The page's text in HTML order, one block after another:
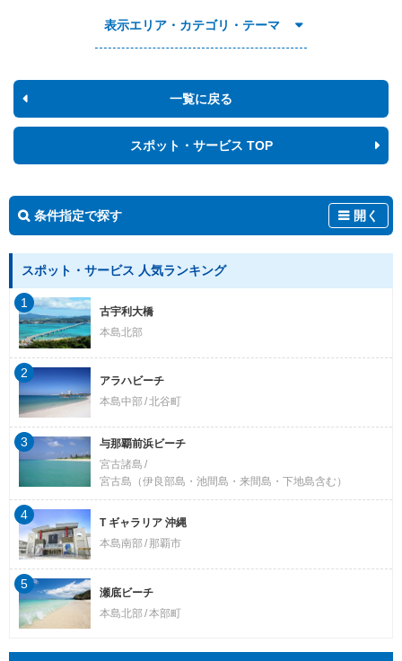
表示エリア・カテゴリ・テーマ
一覧に戻る
スポット・サービス TOP
条件指定で探す 開く
スポット・サービス 人気ランキング
古宇利大橋
本島北部
1
アラハビーチ
本島中部 北谷町
2
与那覇前浜ビーチ
宮古諸島
宮古島（伊良部島・池間島・来間島・下地島含む）
3
T ギャラリア 沖縄
本島南部
那覇市
4
瀬底ビーチ
本島北部 本部町
5